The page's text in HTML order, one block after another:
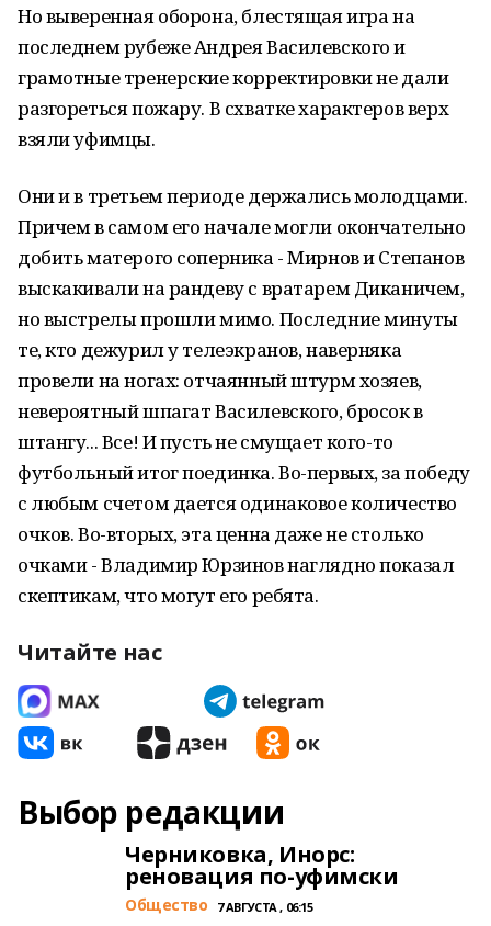
Но выверенная оборона, блестящая игра на
последнем рубеже Андрея Василевского и
грамотные тренерские корректировки не дали
разгореться пожару. В схватке характеров верх
взяли уфимцы.
Они и в третьем периоде держались молодцами.
Причем в самом его начале могли окончательно
добить матерого соперника - Мирнов и Степанов
выскакивали на рандеву с вратарем Диканичем,
но выстрелы прошли мимо. Последние минуты
те, кто дежурил у телеэкранов, наверняка
провели на ногах: отчаянный штурм хозяев,
невероятный шпагат Василевского, бросок в
штангу... Все! И пусть не смущает кого-то
футбольный итог поединка. Во-первых, за победу
с любым счетом дается одинаковое количество
очков. Во-вторых, эта ценна даже не столько
очками - Владимир Юрзинов наглядно показал
скептикам, что могут его ребята.
Читайте нас
Выбор редакции
Черниковка, Инорс:
реновация по-уфимски
Общество 7 АВГУСТА , 06:15